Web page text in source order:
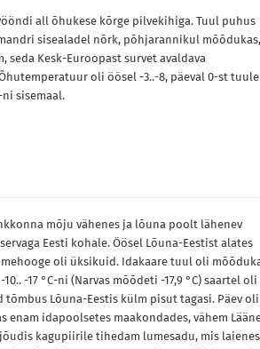
all õhukese kõrge pilvekihiga. Tuul puhus
sisealadel nõrk, põhjarannikul mõõdukas,
seda Kesk-Euroopast survet avaldava
oli öösel -3..-8, päeval 0-st
ni sisemaal.
mõju vähenes ja lõuna poolt lähenev
Eesti kohale. Öösel Lõuna-Eestist alates
oli üksikuid. Idakaare tuul oli
-17 °C-ni (Narvas mõõdeti -17,9 °C) saartel oli
tõmbus Lõuna-Eestis külm pisut tagasi. Päev oli
enam idapoolsetes maakondades, vähem
jõudis kagupiirile tihedam lumesadu, mis